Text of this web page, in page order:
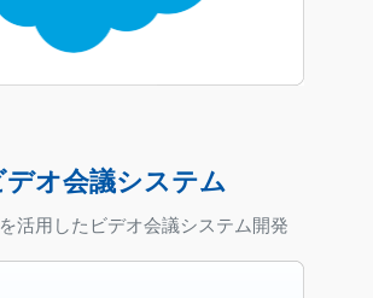
デオ会議システム
活用したビデオ会議システム開発